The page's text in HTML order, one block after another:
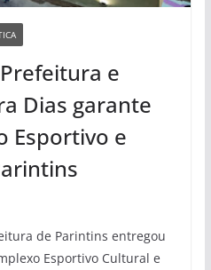
e
Dias garante
Esportivo e
de Parintins entregou
Esportivo Cultural e